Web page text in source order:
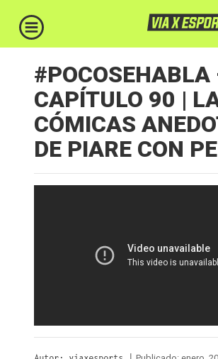
#POCOSEHABLA
CAPÍTULO 90 |
CÓMICAS
DE PIARE CON PE